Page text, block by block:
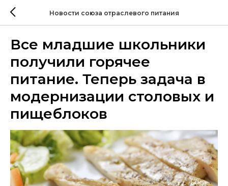
Новости союза отраслевого питания
Все младшие школьники
получили горячее
питание. Теперь задача в
модернизации столовых и
пищеблоков